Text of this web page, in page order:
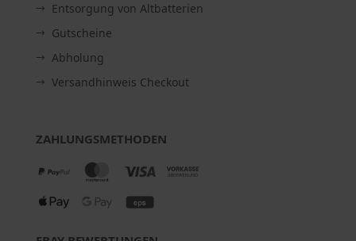
Entsorgung von Altbatterien
Gutscheine
Abholung
Versandhinweis Checkout
ZAHLUNGSMETHODEN